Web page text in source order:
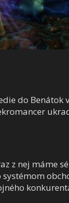
do Benátok
z nej máme